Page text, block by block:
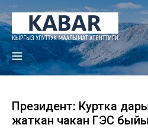
Президент: Куртка
жаткан чакан ГЭС